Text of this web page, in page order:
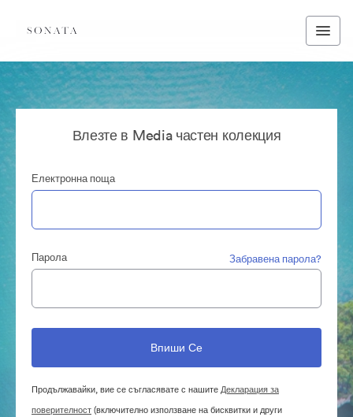
Влезте в Media частен колекция
Електронна поща
Парола Забравена парола?
Продължавайки, вие се съгласявате с нашитеДекларация за
поверителност(включително използване на бисквитки и други